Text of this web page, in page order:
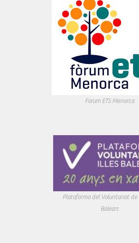
Forum ETS Menorca
Plataforma del Voluntariat de
Balears